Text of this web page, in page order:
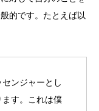
的です。たとえば以
ンジャーとし
す。これは僕